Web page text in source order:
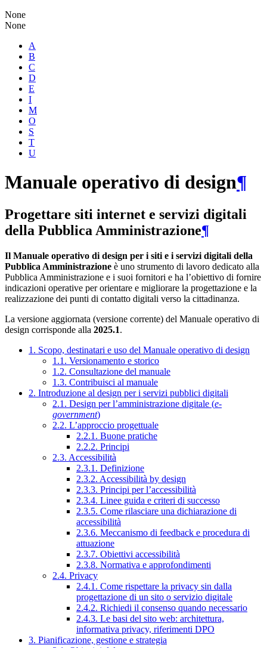
None
None
A
B
C
D
E
I
M
O
S
T
U
Manuale operativo di design¶
Progettare siti internet e servizi digitali
della Pubblica Amministrazione¶
Il Manuale operativo di design per i siti e i servizi digitali della
Pubblica Amministrazione è uno strumento di lavoro dedicato alla
Pubblica Amministrazione e i suoi fornitori e ha l’obiettivo di fornire
indicazioni operative per orientare e migliorare la progettazione e la
realizzazione dei punti di contatto digitali verso la cittadinanza.
La versione aggiornata (versione corrente) del Manuale operativo di
design corrisponde alla 2025.1.
1. Scopo, destinatari e uso del Manuale operativo di design
1.1. Versionamento e storico
1.2. Consultazione del manuale
1.3. Contribuisci al manuale
2. Introduzione al design per i servizi pubblici digitali
2.1. Design per l’amministrazione digitale (e-
government)
2.2. L’approccio progettuale
2.2.1. Buone pratiche
2.2.2. Principi
2.3. Accessibilità
2.3.1. Definizione
2.3.2. Accessibilità by design
2.3.3. Principi per l’accessibilità
2.3.4. Linee guida e criteri di successo
2.3.5. Come rilasciare una dichiarazione di
accessibilità
2.3.6. Meccanismo di feedback e procedura di
attuazione
2.3.7. Obiettivi accessibilità
2.3.8. Normativa e approfondimenti
2.4. Privacy
2.4.1. Come rispettare la privacy sin dalla
progettazione di un sito o servizio digitale
2.4.2. Richiedi il consenso quando necessario
2.4.3. Le basi del sito web: architettura,
informativa privacy, riferimenti DPO
3. Pianificazione, gestione e strategia